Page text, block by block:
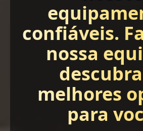
confiáveis.
nossa
melhores
para